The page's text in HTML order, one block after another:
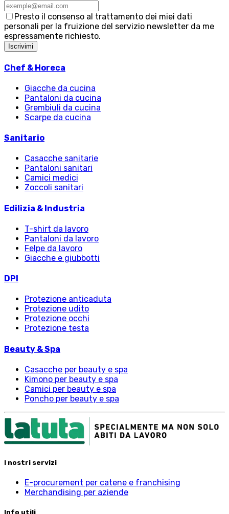
Presto il consenso al trattamento dei miei dati
personali per la fruizione del servizio newsletter da me
espressamente richiesto.
Iscrivimi
Chef & Horeca
Giacche da cucina
Pantaloni da cucina
Grembiuli da cucina
Scarpe da cucina
Sanitario
Casacche sanitarie
Pantaloni sanitari
Camici medici
Zoccoli sanitari
Edilizia & Industria
T-shirt da lavoro
Pantaloni da lavoro
Felpe da lavoro
Giacche e giubbotti
DPI
Protezione anticaduta
Protezione udito
Protezione occhi
Protezione testa
Beauty & Spa
Casacche per beauty e spa
Kimono per beauty e spa
Camici per beauty e spa
Poncho per beauty e spa
I nostri servizi
E-procurement per catene e franchising
Merchandising per aziende
Info utili